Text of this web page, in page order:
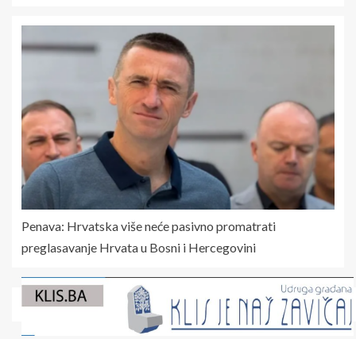
Penava: Hrvatska više neće pasivno promatrati
preglasavanje Hrvata u Bosni i Hercegovini